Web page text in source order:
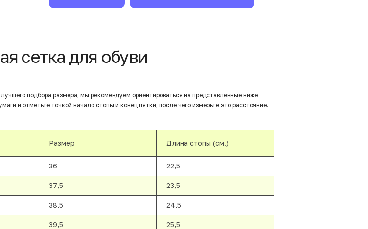
сетка для обуви
подбора размера, мы рекомендуем ориентироваться на представленные ниже
и отметьте точкой начало стопы и конец пятки, после чего измерьте это расстояние.
Размер Длина стопы (см.)
36 22,5
37,5 23,5
38,5 24,5
39,5 25,5